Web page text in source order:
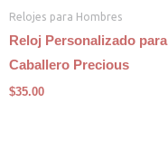
Relojes para Hombres
Reloj Personalizado para
Caballero Precious
$35.00